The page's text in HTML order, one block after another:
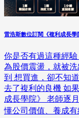
雷浩斯數位訂閱《複利成長學
你是否有過這種經
為股價震盪，就被
到 想買進，卻不知
去了複利的良機 如
成長學院》 老師逐
懂公司價值、養成